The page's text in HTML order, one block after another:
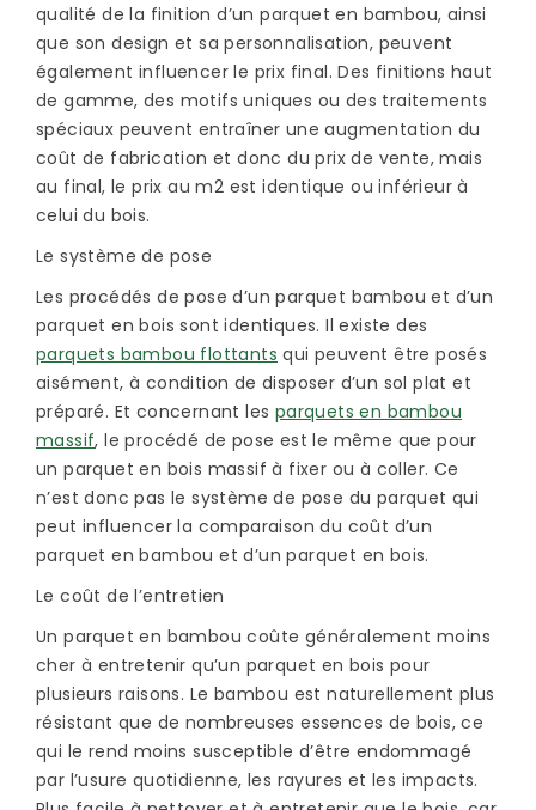
qualité de la finition d’un parquet en bambou, ainsi
que son design et sa personnalisation, peuvent
également influencer le prix final. Des finitions haut
de gamme, des motifs uniques ou des traitements
spéciaux peuvent entraîner une augmentation du
coût de fabrication et donc du prix de vente, mais
au final, le prix au m2 est identique ou inférieur à
celui du bois.
Le système de pose
Les procédés de pose d’un parquet bambou et d’un
parquet en bois sont identiques. Il existe des
parquets bambou flottants qui peuvent être posés
aisément, à condition de disposer d’un sol plat et
préparé. Et concernant les parquets en bambou
massif, le procédé de pose est le même que pour
un parquet en bois massif à fixer ou à coller. Ce
n’est donc pas le système de pose du parquet qui
peut influencer la comparaison du coût d’un
parquet en bambou et d’un parquet en bois.
Le coût de l’entretien
Un parquet en bambou coûte généralement moins
cher à entretenir qu’un parquet en bois pour
plusieurs raisons. Le bambou est naturellement plus
résistant que de nombreuses essences de bois, ce
qui le rend moins susceptible d’être endommagé
par l’usure quotidienne, les rayures et les impacts.